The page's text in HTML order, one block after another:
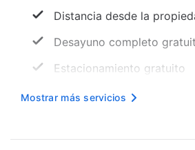
Distancia desde la
Desayuno completo
Estacionamiento gratuito
Rampa de entrada delantera
(metros) -
Mostrar más servicios